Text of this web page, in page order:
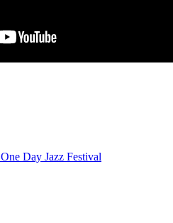
One Day Jazz Festival